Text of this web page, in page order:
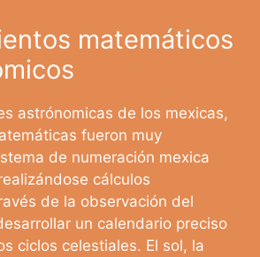
matemáticos
astrónomicas de los mexicas,
fueron muy
de numeración mexica
cálculos
de la observación del
un calendario preciso
ciclos celestiales. El sol, la